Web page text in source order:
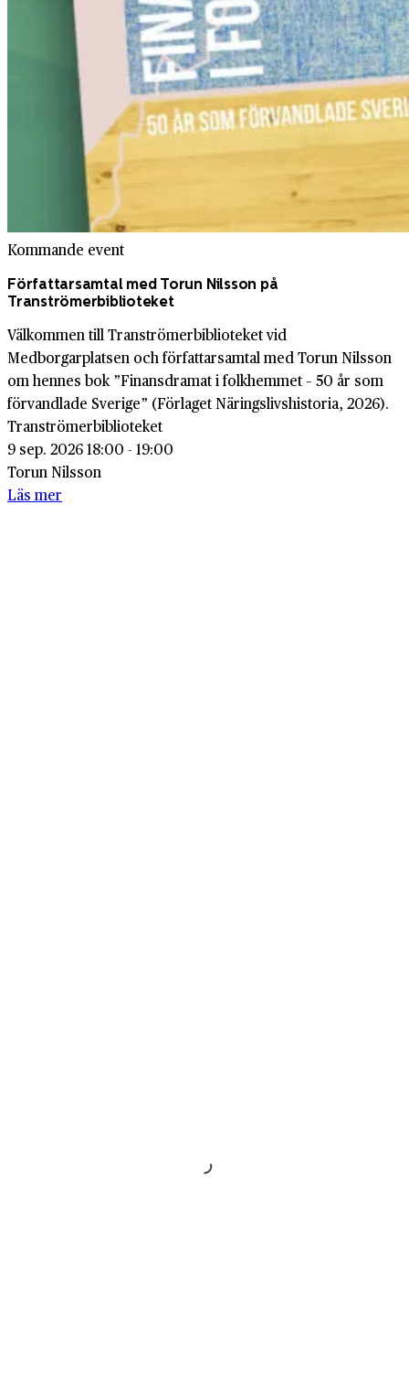
Kommande event
Författarsamtal med Torun Nilsson på
Tranströmerbiblioteket
Välkommen till Tranströmerbiblioteket vid
Medborgarplatsen och författarsamtal med Torun Nilsson
om hennes bok ”Finansdramat i folkhemmet – 50 år som
förvandlade Sverige” (Förlaget Näringslivshistoria, 2026).
Tranströmerbiblioteket
9 sep. 2026 18:00 - 19:00
Torun Nilsson
Läs mer